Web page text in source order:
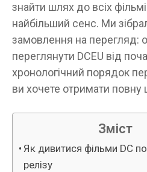
знайти шлях до всіх
найбільший сенс. Ми
замовлення на перегляд:
переглянути DCEU від
хронологічний порядок
ви хочете отримати повну
Зміст
Як дивитися фільми DC
релізу